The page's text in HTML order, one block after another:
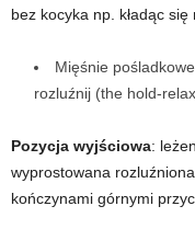
bez kocyka np. kładąc
Mięśnie
rozluźnij (the hold-
Pozycja wyjściowa:
wyprostowana
kończynami górnymi